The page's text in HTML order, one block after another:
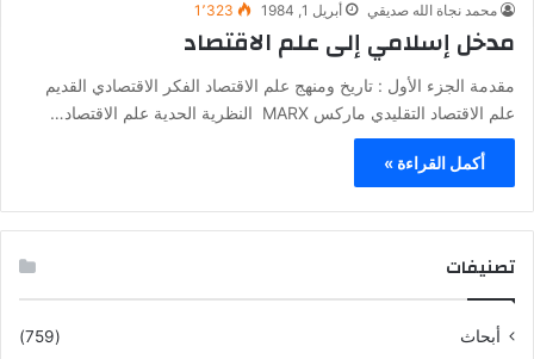
محمد نجاة الله صديقي أبريل 1, 1984 1٬323
مدخل إسلامي إلى علم الاقتصاد
مقدمة الجزء الأول : تاريخ ومنهج علم الاقتصاد الفكر الاقتصادي القديم
علم الاقتصاد التقليدي ماركس MARX النظرية الحدية علم الاقتصاد…
أكمل القراءة »
تصنيفات
أبحاث
(759)